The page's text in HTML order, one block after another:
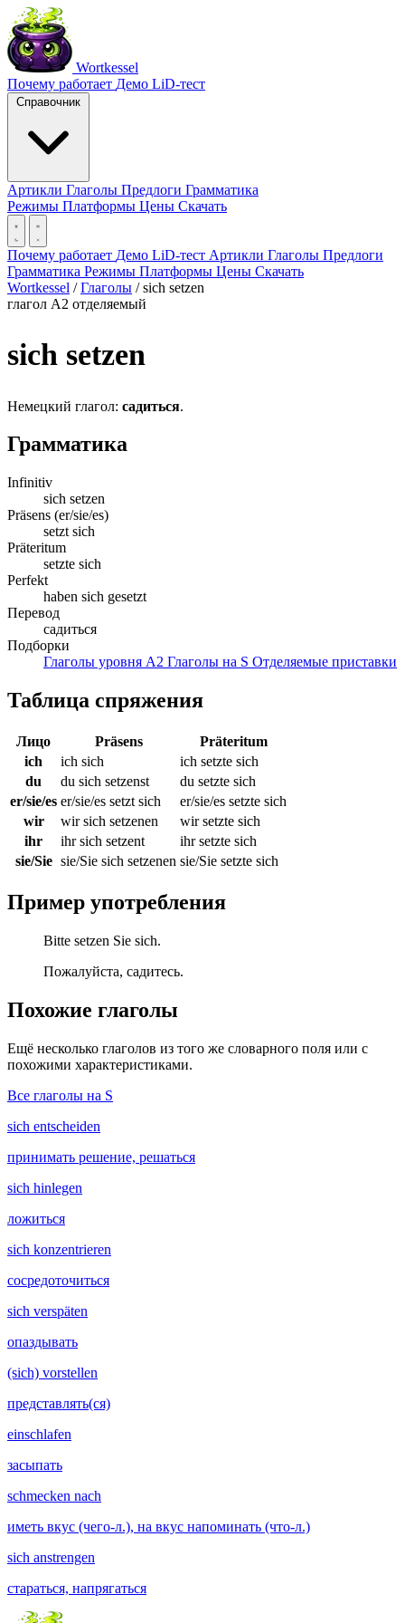
Wortkessel
Почему работает Демо LiD-тест
Справочник
Артикли Глаголы Предлоги Грамматика
Режимы Платформы Цены Скачать
Почему работает Демо LiD-тест Артикли Глаголы Предлоги
Грамматика Режимы Платформы Цены Скачать
Wortkessel / Глаголы / sich setzen
глагол A2 отделяемый
sich setzen
Немецкий глагол: садиться.
Грамматика
Infinitiv
sich setzen
Präsens (er/sie/es)
setzt sich
Präteritum
setzte sich
Perfekt
haben sich gesetzt
Перевод
садиться
Подборки
Глаголы уровня A2 Глаголы на S Отделяемые приставки
Таблица спряжения
Лицо Präsens
Präteritum
ich
ich sich
ich setzte sich
du
du sich setzenst
du setzte sich
er/sie/es er/sie/es setzt sich
er/sie/es setzte sich
wir
wir sich setzenen
wir setzte sich
ihr
ihr sich setzent
ihr setzte sich
sie/Sie sie/Sie sich setzenen sie/Sie setzte sich
Пример употребления
Bitte setzen Sie sich.
Пожалуйста, садитесь.
Похожие глаголы
Ещё несколько глаголов из того же словарного поля или с
похожими характеристиками.
Все глаголы на S
sich entscheiden
принимать решение, решаться
sich hinlegen
ложиться
sich konzentrieren
сосредоточиться
sich verspäten
опаздывать
(sich) vorstellen
представлять(ся)
einschlafen
засыпать
schmecken nach
иметь вкус (чего-л.), на вкус напоминать (что-л.)
sich anstrengen
стараться, напрягаться